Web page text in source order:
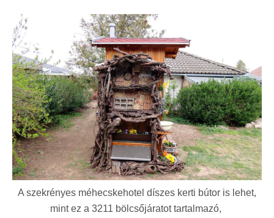
A szekrényes méhecskehotel díszes kerti bútor is lehet,
mint ez a 3211 bölcsőjáratot tartalmazó,